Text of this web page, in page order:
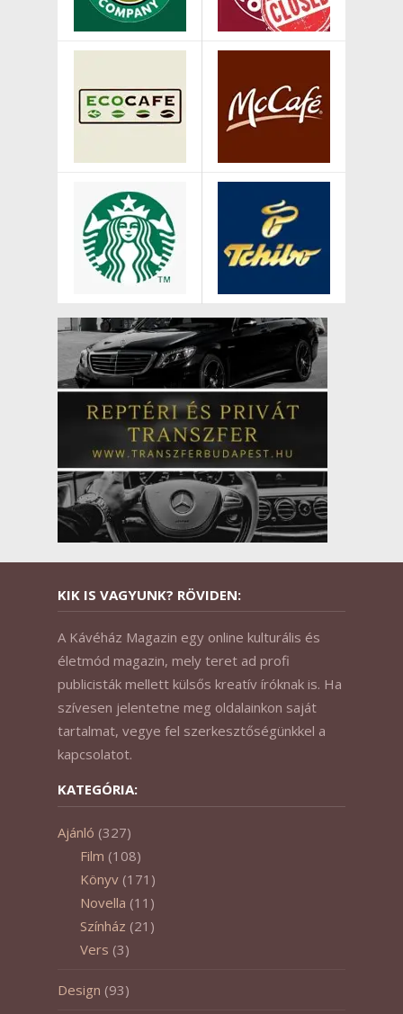
KIK IS VAGYUNK? RÖVIDEN:
A Kávéház Magazin egy online kulturális és
életmód magazin, mely teret ad profi
publicisták mellett külsős kreatív íróknak is. Ha
szívesen jelentetne meg oldalainkon saját
tartalmat, vegye fel szerkesztőségünkkel a
kapcsolatot.
KATEGÓRIA:
Ajánló (327)
Film (108)
Könyv (171)
Novella (11)
Színház (21)
Vers (3)
Design (93)